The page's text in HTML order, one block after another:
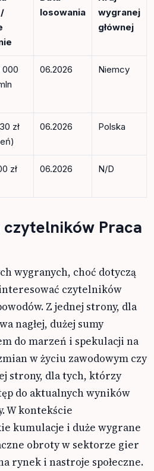
losowania
wygranej
głównej
000
06.2026 Niemcy
zł
06.2026 Polska
zł 06.2026 N/D
Praca
wygranych, choć dotyczą
czytelników
Z jednej strony, dla
nagłej, dużej sumy
do marzeń i spekulacji na
w życiu zawodowym czy
strony, dla tych, którzy
do aktualnych wyników
W kontekście
kumulacje i duże wygrane
obroty w sektorze gier
rynek i nastroje społeczne.